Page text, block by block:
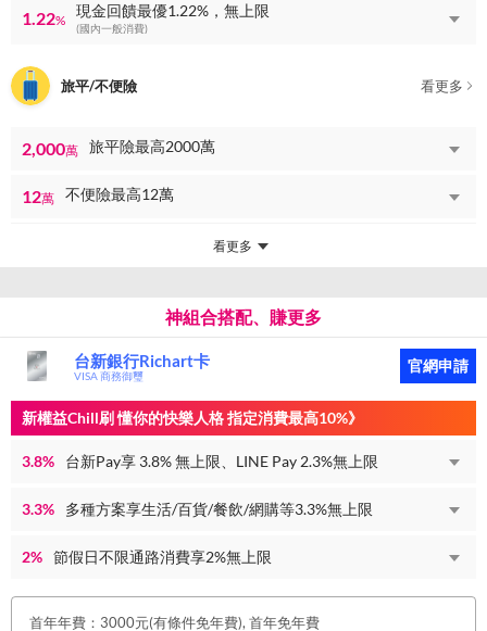
1.22%
現金回饋最優1.22%，無上限
(國內一般消費)
旅平/不便險 看更多
2,000萬 旅平險最高2000萬
12萬 不便險最高12萬
看更多
神組合搭配、賺更多
台新銀行Richart卡
VISA 商務御璽
官網申請
新權益Chill刷 懂你的快樂人格 指定消費最高10%》
3.8% 台新Pay享 3.8% 無上限、LINE Pay 2.3%無上限
3.3% 多種方案享生活/百貨/餐飲/網購等3.3%無上限
2% 節假日不限通路消費享2%無上限
首年年費：3000元(有條件免年費), 首年免年費